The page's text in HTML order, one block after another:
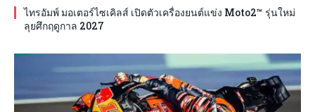
ไทรอัมพ์ มอเตอร์ไซเคิลส์ เปิดตัวเครื่องยนต์แข่ง Moto2™ รุ่นใหม่
ลุยศึกฤดูกาล 2027